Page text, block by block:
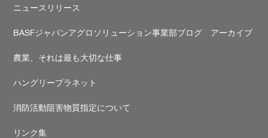
ニュースリリース
BASFジャパンアグロソリューション事業部ブログ アーカイブ
農業、それは最も大切な仕事
ハングリープラネット
消防活動阻害物質指定について
リンク集